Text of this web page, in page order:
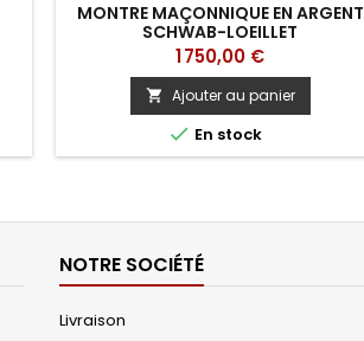
MONTRE MAÇONNIQUE EN ARGENT
SCHWAB-LOEILLET
Prix
1 750,00 €
 Ajouter au panier
 En stock
NOTRE SOCIÉTÉ
Livraison